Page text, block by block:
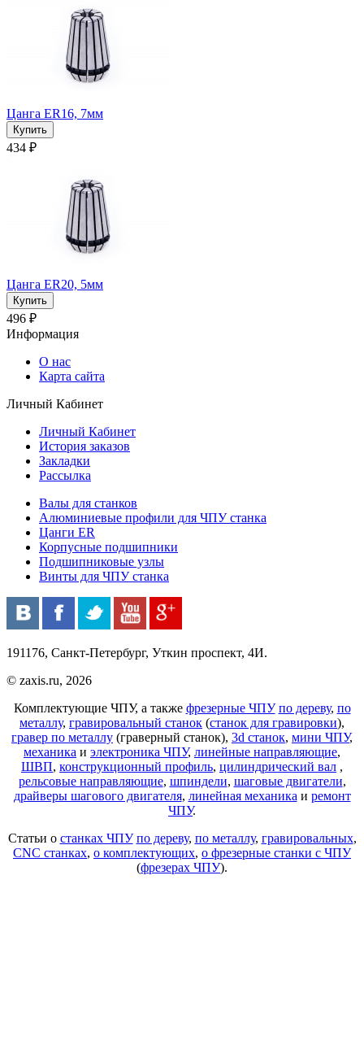
Цанга ER16, 7мм
434 ₽
Цанга ER20, 5мм
496 ₽
Информация
О нас
Карта сайта
Личный Кабинет
Личный Кабинет
История заказов
Закладки
Рассылка
Валы для станков
Алюминиевые профили для ЧПУ станка
Цанги ER
Корпусные подшипники
Подшипниковые узлы
Винты для ЧПУ станка
191176, Санкт-Петербург, Уткин проспект, 4И.
© zaxis.ru, 2026
Комплектующие ЧПУ, а также фрезерные ЧПУ по дереву, по
металлу, гравировальный станок (станок для гравировки),
гравер по металлу (граверный станок), 3d станок, мини ЧПУ,
механика и электроника ЧПУ, линейные направляющие,
ШВП, конструкционный профиль, цилиндрический вал ,
рельсовые направляющие, шпиндели, шаговые двигатели,
драйверы шагового двигателя, линейная механика и ремонт
ЧПУ.
Статьи о станках ЧПУ по дереву, по металлу, гравировальных,
CNC станках, о комплектующих, о фрезерные станки с ЧПУ
(фрезерах ЧПУ).